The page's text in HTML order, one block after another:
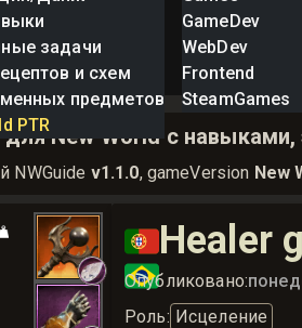
задачи
и схем
предметов
PTR
GameDev
WebDev
Frontend
SteamGames
New World с навыками,
NWGuide v1.1.0, gameVersion New
🇵🇹
🇧🇷
Healer
Опубликовано:
Роль: Исцеление